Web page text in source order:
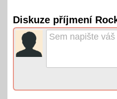
Diskuze příjmení